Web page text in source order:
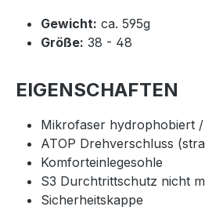
Gewicht: ca. 595g
Größe: 38 - 48
EIGENSCHAFTEN
Mikrofaser hydrophobiert
ATOP Drehverschluss
Komforteinlegesohle
S3 Durchtrittschutz nicht
Sicherheitskappe